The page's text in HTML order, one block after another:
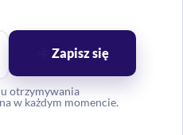
otrzymywania
w każdym momencie.
Zapisz się